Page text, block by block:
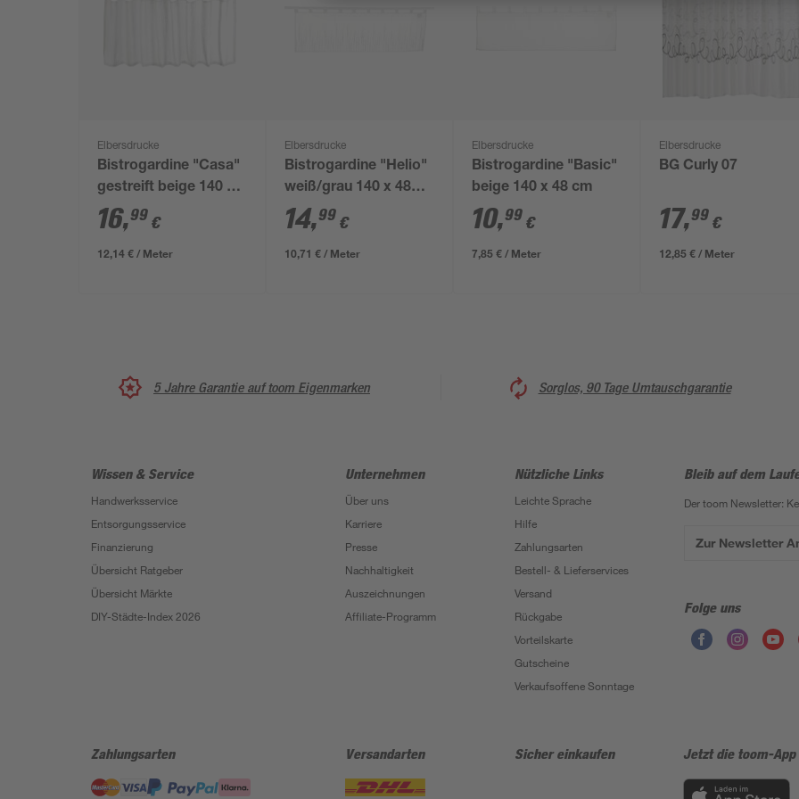
Elbersdrucke
Bistrogardine "Casa"
gestreift beige 140 x
48 cm
16,99 €
12,14 € / Meter
Elbersdrucke
Bistrogardine "Helio"
weiß/grau 140 x 48
cm
14,99 €
10,71 € / Meter
Elbersdrucke
Bistrogardine "Basic"
beige 140 x 48 cm
10,99 €
7,85 € / Meter
Elbersdrucke
BG Curly 07
17,99 €
12,85 € / Meter
5 Jahre Garantie auf toom Eigenmarken Sorglos, 90 Tage Umtauschgarantie
Wissen & Service
Handwerksservice
Entsorgungsservice
Finanzierung
Übersicht Ratgeber
Übersicht Märkte
DIY-Städte-Index 2026
Unternehmen
Über uns
Karriere
Presse
Nachhaltigkeit
Auszeichnungen
Affiliate-Programm
Nützliche Links
Leichte Sprache
Hilfe
Zahlungsarten
Bestell- & Lieferservices
Versand
Rückgabe
Vorteilskarte
Gutscheine
Verkaufsoffene Sonntage
Bleib auf dem
Der toom Newsletter:
Zur Newsletter
Folge uns
Zahlungsarten Versandarten Sicher einkaufen Jetzt die toom-